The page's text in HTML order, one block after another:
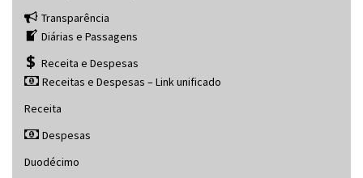
Transparência
Diárias e Passagens
Receita e Despesas
Receitas e Despesas – Link unificado
Receita
Despesas
Duodécimo